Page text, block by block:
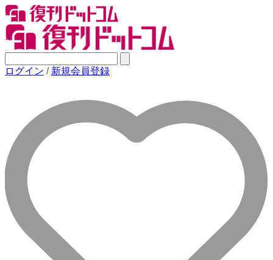
ログイン / 新規会員登録